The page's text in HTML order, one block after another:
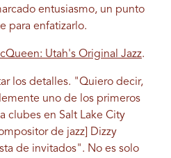
entusiasmo, un punto
para enfatizarlo.
Utah's Original Jazz.
los detalles. "Quiero decir,
uno de los primeros
clubes en Salt Lake City
de jazz] Dizzy
de invitados". No es solo